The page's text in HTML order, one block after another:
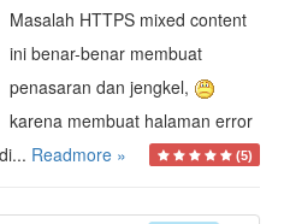
Masalah HTTPS mixed content
ini benar-benar membuat
penasaran dan jengkel,
karena membuat halaman error
Readmore » (5)